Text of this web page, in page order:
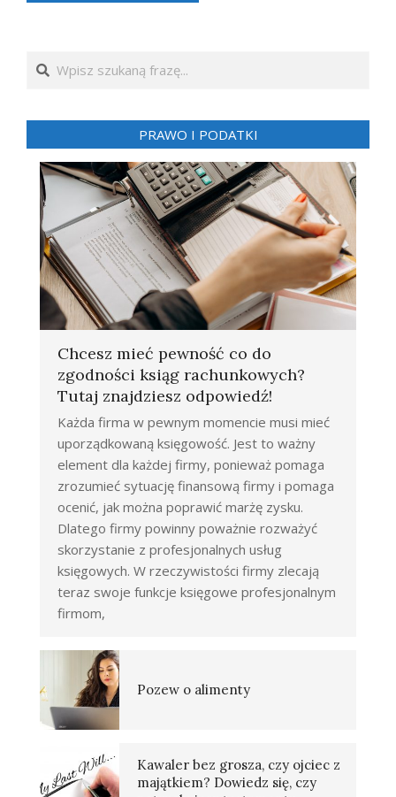
Search
PRAWO I PODATKI
Chcesz mieć pewność co do
zgodności ksiąg rachunkowych?
Tutaj znajdziesz odpowiedź!
Każda firma w pewnym momencie musi mieć
uporządkowaną księgowość. Jest to ważny
element dla każdej firmy, ponieważ pomaga
zrozumieć sytuację finansową firmy i pomaga
ocenić, jak można poprawić marżę zysku.
Dlatego firmy powinny poważnie rozważyć
skorzystanie z profesjonalnych usług
księgowych. W rzeczywistości firmy zlecają
teraz swoje funkcje księgowe profesjonalnym
firmom,
Pozew o alimenty
Kawaler bez grosza, czy ojciec z
majątkiem? Dowiedz się, czy